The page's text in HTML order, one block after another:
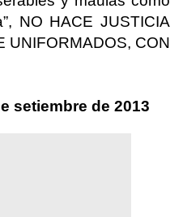
NO HACE JUSTICIA
UNIFORMADOS, CON
setiembre de 2013